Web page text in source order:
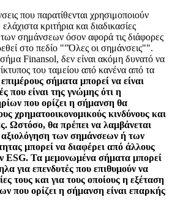
που παρατίθενται χρησιμοποιούν
κριτήρια και διαδικασίες
σημάνσεων όσον αφορά τις διάφορες
στο πεδίο ""Όλες οι σημάνσεις"".
Finansol, δεν είναι ακόμη δυνατό να
του ταμείου από κανένα από τα
σήματα μπορεί να είναι
που είναι της γνώμης ότι η
που ορίζει η σήμανση θα
χρηματοοικονομικούς κινδύνους και
Ωστόσο, θα πρέπει να λαμβάνεται
αξιολόγηση των σημάνσεων ή των
μπορεί να διαφέρει από άλλους
ESG. Τα μεμονωμένα σήματα μπορεί
για επενδυτές που επιθυμούν να
τους και για τους οποίους η εξέταση
που ορίζει η σήμανση είναι επαρκής